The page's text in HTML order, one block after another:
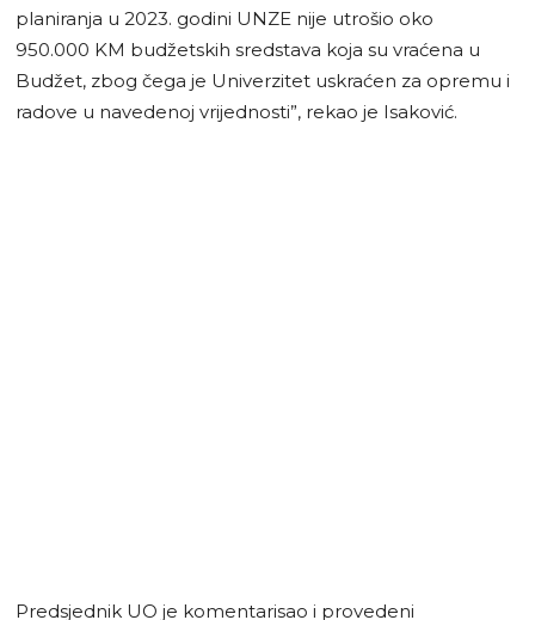
planiranja u 2023. godini UNZE nije utrošio oko
950.000 KM budžetskih sredstava koja su vraćena u
Budžet, zbog čega je Univerzitet uskraćen za opremu i
radove u navedenoj vrijednosti”, rekao je Isaković.
Predsjednik UO je komentarisao i provedeni